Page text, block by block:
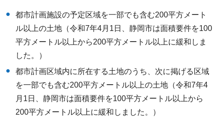
都市計画施設の予定区域を一部でも含む200平方メート
ル以上の土地（令和7年4月1日、静岡市は面積要件を100
平方メートル以上から200平方メートル以上に緩和しま
した。）
都市計画区域内に所在する土地のうち、次に掲げる区域
を一部でも含む200平方メートル以上の土地（令和7年4
月1日、静岡市は面積要件を100平方メートル以上から
200平方メートル以上に緩和しました。）